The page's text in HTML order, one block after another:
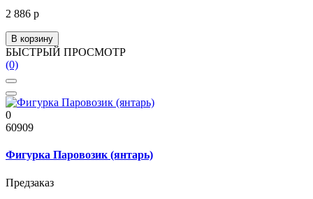
2 886 р
В корзину
БЫСТРЫЙ ПРОСМОТР
(0)
0
60909
Фигурка Паровозик (янтарь)
Предзаказ